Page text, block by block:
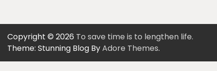
Copyright © 2026 To save time is to lengthen life.
Theme: Stunning Blog ByAdore Themes.